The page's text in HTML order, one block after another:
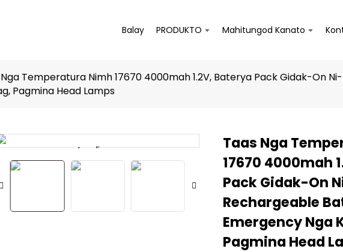
Balay PRODUKTO Mahitungod Kanato
Temperatura Nimh 17670 4000mah 1.2V, Baterya Pack Gidak-On
Pagmina Head Lamps
Loading...
Loading... Loading...
Loading...
Taas Nga
17670 4000mah
Pack Gidak-On
Rechargeable
Emergency Nga
Pagmina Head